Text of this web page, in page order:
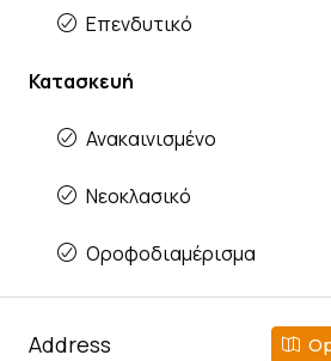
Επενδυτικό
Κατασκευή
Ανακαινισμένο
Νεοκλασικό
Οροφοδιαμέρισμα
Address